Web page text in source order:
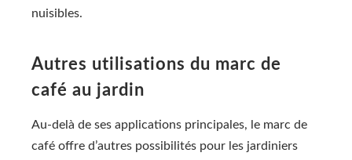
nuisibles.
Autres utilisations du marc de
café au jardin
Au-delà de ses applications principales, le marc de
café offre d’autres possibilités pour les jardiniers